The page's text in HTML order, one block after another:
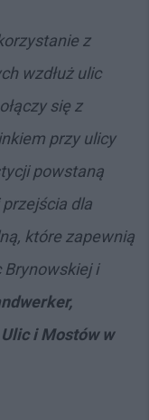
z
wzdłuż ulic
się z
przy ulicy
powstaną
dla
które zapewnią
Brynowskiej i
i Mostów w